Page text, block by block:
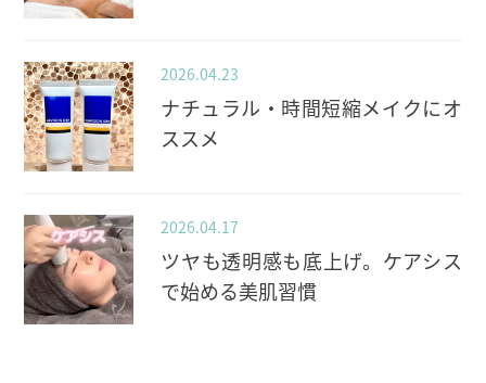
2026.04.23
ナチュラル・時間短縮メイクにオ
ススメ
2026.04.17
ツヤも透明感も底上げ。ケアシス
で始める美肌習慣